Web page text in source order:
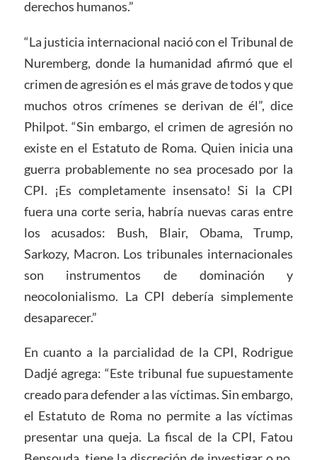
derechos humanos.”
“La justicia internacional nació con el Tribunal de
Nuremberg, donde la humanidad afirmó que el
crimen de agresión es el más grave de todos y que
muchos otros crímenes se derivan de él”, dice
Philpot. “Sin embargo, el crimen de agresión no
existe en el Estatuto de Roma. Quien inicia una
guerra probablemente no sea procesado por la
CPI. ¡Es completamente insensato! Si la CPI
fuera una corte seria, habría nuevas caras entre
los acusados: Bush, Blair, Obama, Trump,
Sarkozy, Macron. Los tribunales internacionales
son instrumentos de dominación y
neocolonialismo. La CPI debería simplemente
desaparecer.”
En cuanto a la parcialidad de la CPI, Rodrigue
Dadjé agrega: “Este tribunal fue supuestamente
creado para defender a las víctimas. Sin embargo,
el Estatuto de Roma no permite a las víctimas
presentar una queja. La fiscal de la CPI, Fatou